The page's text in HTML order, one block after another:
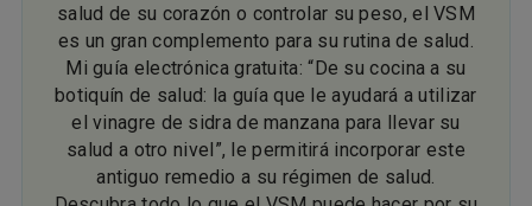
salud de su corazón o controlar su peso, el VSM
es un gran complemento para su rutina de salud.
Mi guía electrónica gratuita: “De su cocina a su
botiquín de salud: la guía que le ayudará a utilizar
el vinagre de sidra de manzana para llevar su
salud a otro nivel”, le permitirá incorporar este
antiguo remedio a su régimen de salud.